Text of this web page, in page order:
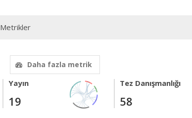
Metrikler
Daha fazla metrik
Yayın
19
Tez Danışmanlığı
58